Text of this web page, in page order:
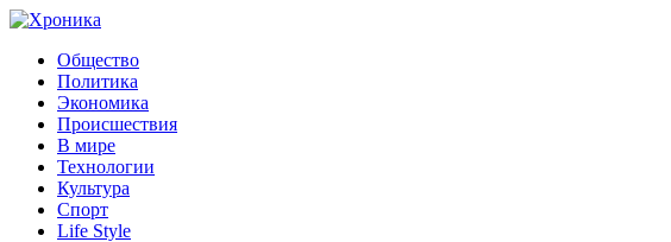
Общество
Политика
Экономика
Происшествия
В мире
Технологии
Культура
Спорт
Life Style